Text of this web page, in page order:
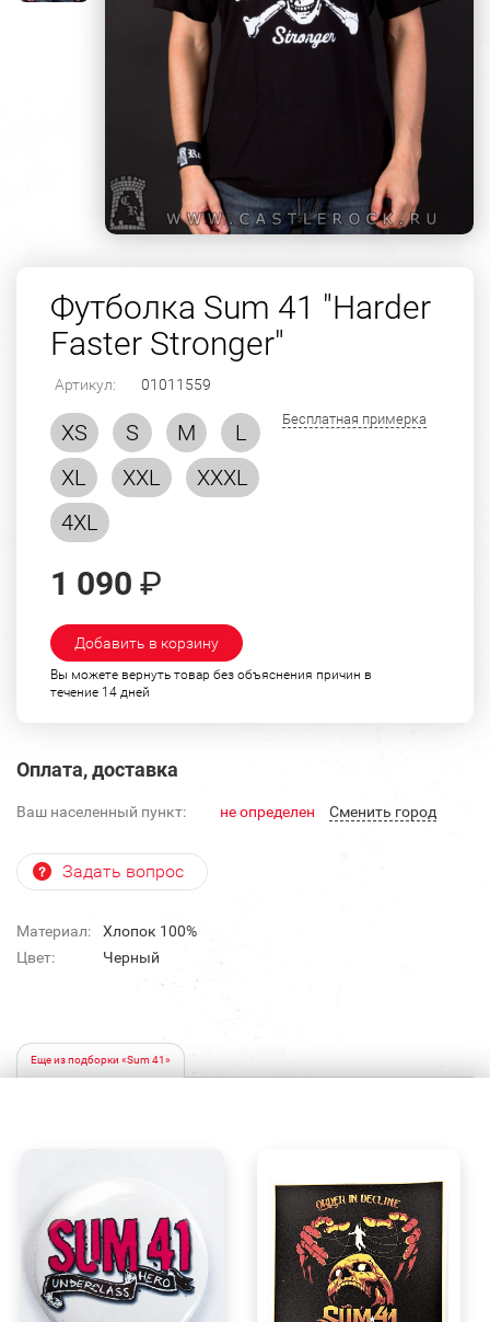
Футболка Sum 41 "Harder
Faster Stronger"
Артикул: 01011559
XS S M
L
XL
XXL
XXXL
4XL
Бесплатная примерка
1 090 ₽
Добавить в корзину
Вы можете вернуть товар без объяснения причин в
течение 14 дней
Оплата, доставка
Ваш населенный пункт: не определен Cменить город
Задать вопрос
Материал:
Хлопок 100%
Цвет:
Черный
Еще из подборки «Sum 41»